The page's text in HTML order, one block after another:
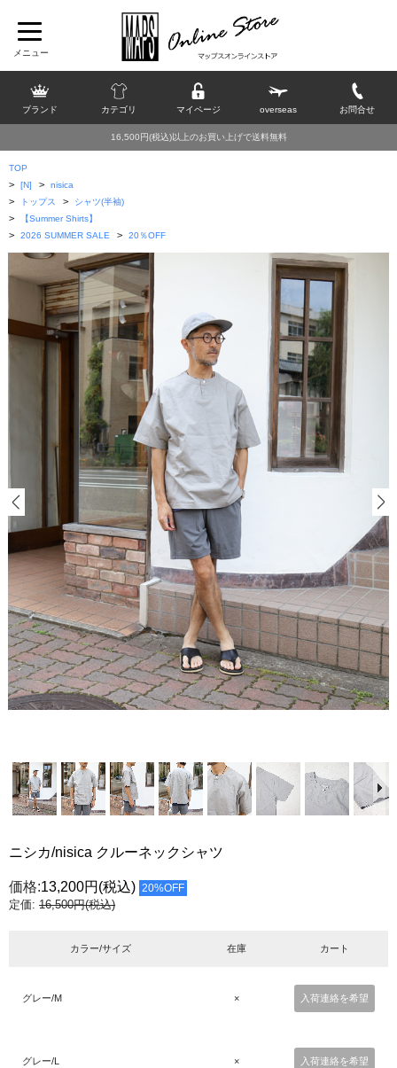
ブランド カテゴリ マイページ overseas お問合せ
16,500円(税込)以上のお買い上げで送料無料
TOP
> [N] > nisica
> トップス > シャツ(半袖)
> 【Summer Shirts】
> 2026 SUMMER SALE > 20％OFF
ニシカ/nisica クルーネックシャツ
価格:13,200円 (税込) 20%OFF
定価: 16,500円(税込)
カラー/サイズ 在庫 カート
グレー/M × 入荷連絡を希望
グレー/L × 入荷連絡を希望